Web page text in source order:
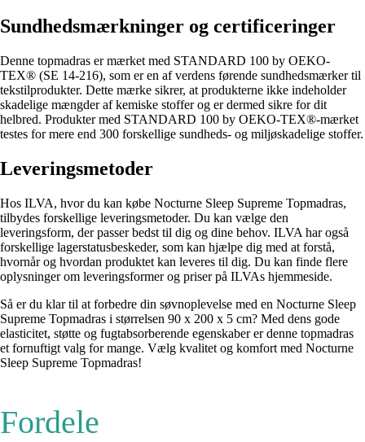
Sundhedsmærkninger og certificeringer
Denne topmadras er mærket med STANDARD 100 by OEKO-
TEX® (SE 14-216), som er en af verdens førende sundhedsmærker til
tekstilprodukter. Dette mærke sikrer, at produkterne ikke indeholder
skadelige mængder af kemiske stoffer og er dermed sikre for dit
helbred. Produkter med STANDARD 100 by OEKO-TEX®-mærket
testes for mere end 300 forskellige sundheds- og miljøskadelige stoffer.
Leveringsmetoder
Hos ILVA, hvor du kan købe Nocturne Sleep Supreme Topmadras,
tilbydes forskellige leveringsmetoder. Du kan vælge den
leveringsform, der passer bedst til dig og dine behov. ILVA har også
forskellige lagerstatusbeskeder, som kan hjælpe dig med at forstå,
hvornår og hvordan produktet kan leveres til dig. Du kan finde flere
oplysninger om leveringsformer og priser på ILVAs hjemmeside.
Så er du klar til at forbedre din søvnoplevelse med en Nocturne Sleep
Supreme Topmadras i størrelsen 90 x 200 x 5 cm? Med dens gode
elasticitet, støtte og fugtabsorberende egenskaber er denne topmadras
et fornuftigt valg for mange. Vælg kvalitet og komfort med Nocturne
Sleep Supreme Topmadras!
Fordele